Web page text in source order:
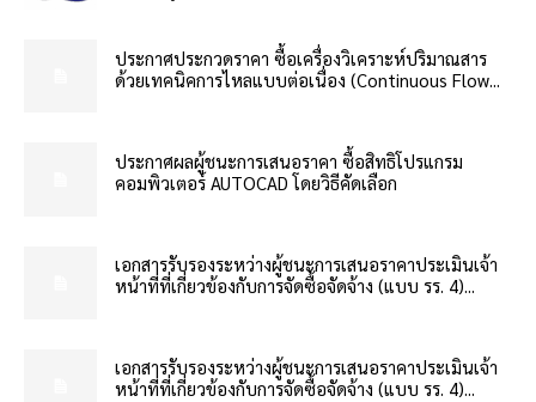
ประกาศประกวดราคา ซื้อเครื่องวิเคราะห์ปริมาณสาร
ด้วยเทคนิคการไหลแบบต่อเนื่อง (Continuous Flow...
ประกาศผลผู้ชนะการเสนอราคา ซื้อสิทธิโปรแกรม
คอมพิวเตอร์ AUTOCAD โดยวิธีคัดเลือก
เอกสารรับรองระหว่างผู้ชนะการเสนอราคาประเมินเจ้า
หน้าที่ที่เกี่ยวข้องกับการจัดซื้อจัดจ้าง (แบบ รร. 4)...
เอกสารรับรองระหว่างผู้ชนะการเสนอราคาประเมินเจ้า
หน้าที่ที่เกี่ยวข้องกับการจัดซื้อจัดจ้าง (แบบ รร. 4)...